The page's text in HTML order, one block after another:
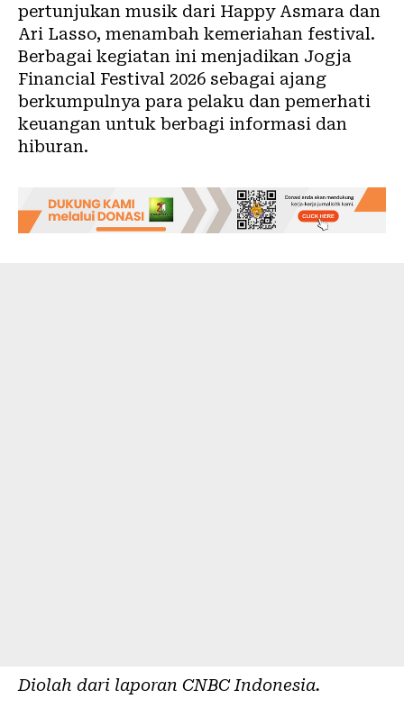
pertunjukan musik dari Happy Asmara dan
Ari Lasso, menambah kemeriahan festival.
Berbagai kegiatan ini menjadikan Jogja
Financial Festival 2026 sebagai ajang
berkumpulnya para pelaku dan pemerhati
keuangan untuk berbagi informasi dan
hiburan.
Diolah dari laporan CNBC Indonesia.